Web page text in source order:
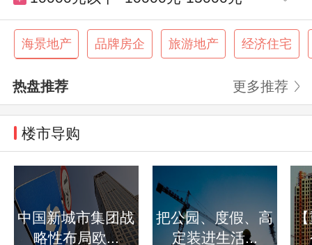
15000元-20000元 20000元-30000元
海景地产 品牌房企 旅游地产
经济住宅
热盘推荐 更多推荐
楼市导购
中国新城市集团战
略性布局欧...
把公园、度假、高
定装进生活...